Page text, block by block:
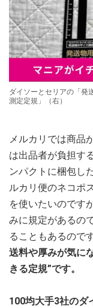
ダイソーとセリアの「発
測定定規」（右）
メルカリでは商品
は出品者が負担す
ンパクトに梱包し
ルカリ便のネコポ
を使いたいのです
みに規定があるの
ることもあるのです
送料や厚みが気に
きる定規”です。
100均大手3社のダ